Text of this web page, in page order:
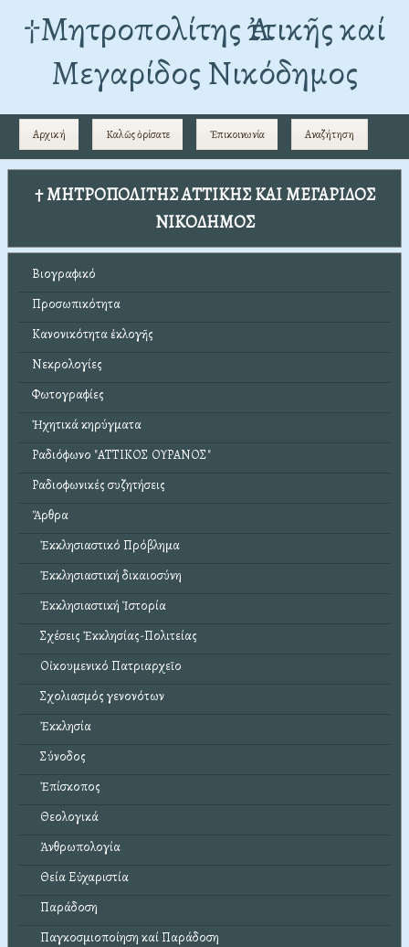
†Mητροπολίτης Ἀττικῆς καί
Μεγαρίδος Νικόδημος
Αρχική Καλῶς ὁρίσατε Ἐπικοινωνία Αναζήτηση
† ΜΗΤΡΟΠΟΛΙΤΗΣ ΑΤΤΙΚΗΣ ΚΑΙ ΜΕΓΑΡΙΔΟΣ
ΝΙΚΟΔΗΜΟΣ
Βιογραφικό
Προσωπικότητα
Κανονικότητα ἐκλογῆς
Νεκρολογίες
Φωτογραφίες
Ἠχητικά κηρύγματα
Ραδιόφωνο "ΑΤΤΙΚΟΣ ΟΥΡΑΝΟΣ"
Ραδιοφωνικές συζητήσεις
Ἄρθρα
Ἐκκλησιαστικό Πρόβλημα
Ἐκκλησιαστική δικαιοσύνη
Ἐκκλησιαστική Ἱστορία
Σχέσεις Ἐκκλησίας-Πολιτείας
Οἰκουμενικό Πατριαρχεῖο
Σχολιασμός γενονότων
Ἐκκλησία
Σύνοδος
Ἐπίσκοπος
Θεολογικά
Ἀνθρωπολογία
Θεία Εὐχαριστία
Παράδοση
Παγκοσμιοποίηση καί Παράδοση